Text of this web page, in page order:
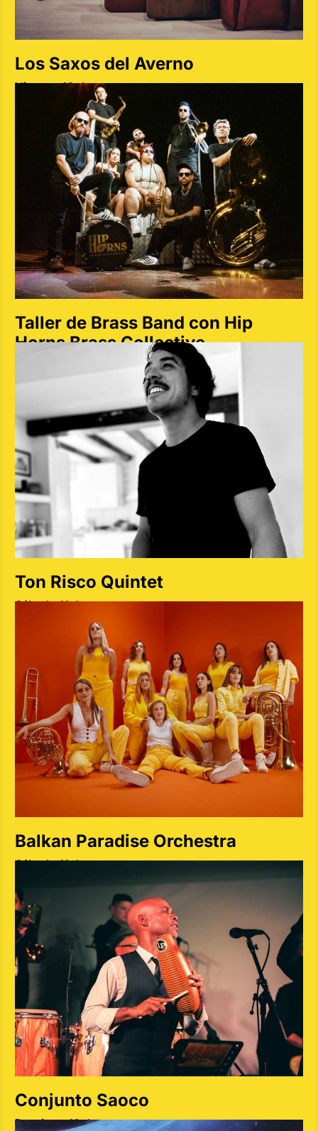
Los Saxos del Averno
Viernes 10 de mayo
Taller de Brass Band con Hip
Horns Brass Collective
Ton Risco Quintet
Sábado 11 de mayo
Balkan Paradise Orchestra
Sábado 11 de mayo
Conjunto Saoco
Domingo 12 de mayo